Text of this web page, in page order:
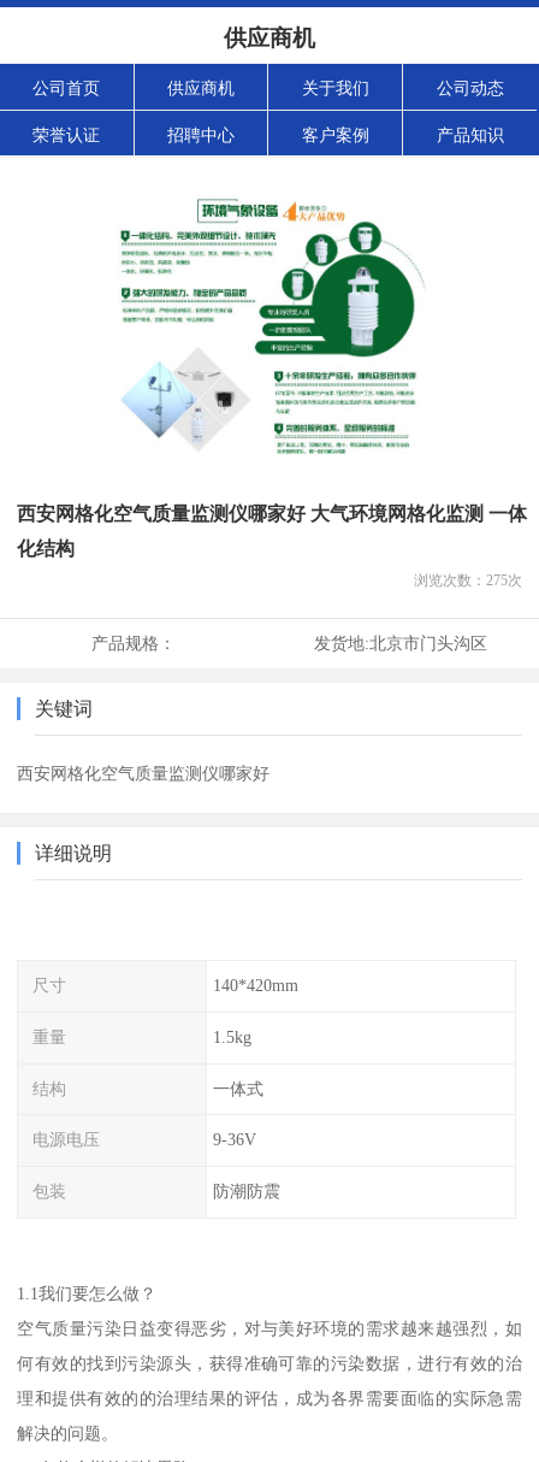
供应商机
公司首页 供应商机 关于我们 公司动态
荣誉认证 招聘中心 客户案例 产品知识
西安网格化空气质量监测仪哪家好 大气环境网格化监测 一体
化结构
浏览次数： 275次
产品规格： 发货地:北京市门头沟区
关键词
西安网格化空气质量监测仪哪家好
详细说明
尺寸 140*420mm
重量 1.5kg
结构 一体式
电源电压 9-36V
包装 防潮防震
1.1我们要怎么做？
空气质量污染日益变得恶劣，对与美好环境的需求越来越强烈，如
何有效的找到污染源头，获得准确可靠的污染数据，进行有效的治
理和提供有效的的治理结果的评估，成为各界需要面临的实际急需
解决的问题。